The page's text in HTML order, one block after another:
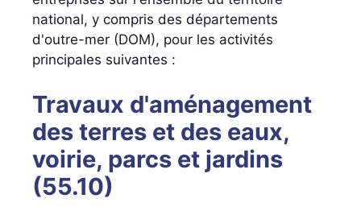
national, y compris des départements
d'outre-mer (DOM), pour les activités
principales suivantes :
Travaux d'aménagement
des terres et des eaux,
voirie, parcs et jardins
(55.10)